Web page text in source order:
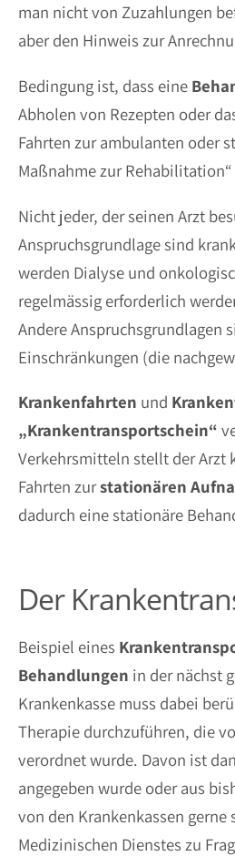
man nicht von Zuzahlungen
aber den Hinweis zur
Bedingung ist, dass eine
Abholen von Rezepten oder
Fahrten zur ambulanten oder
Maßnahme zur
Nicht jeder, der seinen Arzt
Anspruchsgrundlage sind
werden Dialyse und
regelmässig erforderlich
Andere Anspruchsgrundlagen
Einschränkungen (die
Krankenfahrten und
„Krankentransportschein“
Verkehrsmitteln stellt der Arzt
Fahrten zurstationären
dadurch eine stationäre
Der
Beispiel eines
Behandlungen in der nächst
Krankenkasse muss dabei
Therapie durchzuführen, die
verordnet wurde. Davon ist
angegeben wurde oder aus
von den Krankenkassen
Medizinischen Dienstes zu